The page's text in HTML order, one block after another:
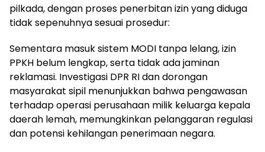
pilkada, dengan proses penerbitan izin yang diduga
tidak sepenuhnya sesuai prosedur:
Sementara masuk sistem MODI tanpa lelang, izin
PPKH belum lengkap, serta tidak ada jaminan
reklamasi. Investigasi DPR RI dan dorongan
masyarakat sipil menunjukkan bahwa pengawasan
terhadap operasi perusahaan milik keluarga kepala
daerah lemah, memungkinkan pelanggaran regulasi
dan potensi kehilangan penerimaan negara.